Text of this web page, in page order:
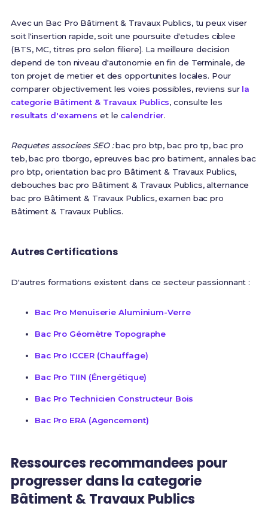
Avec un Bac Pro Bâtiment & Travaux Publics, tu peux viser
soit l'insertion rapide, soit une poursuite d'etudes ciblee
(BTS, MC, titres pro selon filiere). La meilleure decision
depend de ton niveau d'autonomie en fin de Terminale, de
ton projet de metier et des opportunites locales. Pour
comparer objectivement les voies possibles, reviens sur la
categorie Bâtiment & Travaux Publics, consulte les
resultats d'examens et le calendrier.
Requetes associees SEO :bac pro btp, bac pro tp, bac pro
teb, bac pro tborgo, epreuves bac pro batiment, annales bac
pro btp, orientation bac pro Bâtiment & Travaux Publics,
debouches bac pro Bâtiment & Travaux Publics, alternance
bac pro Bâtiment & Travaux Publics, examen bac pro
Bâtiment & Travaux Publics.
Autres Certifications
D'autres formations existent dans ce secteur passionnant :
Bac Pro Menuiserie Aluminium-Verre
Bac Pro Géomètre Topographe
Bac Pro ICCER (Chauffage)
Bac Pro TIIN (Énergétique)
Bac Pro Technicien Constructeur Bois
Bac Pro ERA (Agencement)
Ressources recommandees pour
progresser dans la categorie
Bâtiment & Travaux Publics